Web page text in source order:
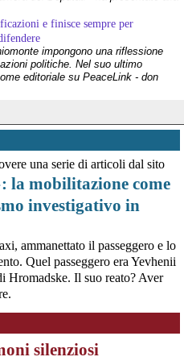
e finisce sempre per
impongono una riflessione
politiche. Nel suo ultimo
editoriale su PeaceLink - don
ora la salute viene prima”
pieno sostegno e la più sentita
Genitori Tarantini che
suoi aguzzini
sfidò la dittatura cilena con la sua
insanguinò il Cile, la storia di Víctor
alla dignità e alla resistenza. La
è stata arricchita con undici
vari periodi, dal primo Novecento a
per la nostra "Breve storia del
e divulgazione si arricchisce oggi
nel testo undici schede
specifica periodizzazione s
di Babel che ha indagato sulle torture
una serie di articoli dal sito
la mobilitazione come
investigativo in
ammanettato il passeggero e lo
Quel passeggero era Yevhenii
Hromadske. Il suo reato? Aver
silenziosi